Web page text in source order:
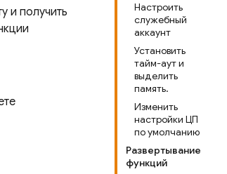
Настроить
служебный
аккаунт
Установить
тайм-аут и
выделить
память.
Изменить
настройки ЦП
по умолчанию
Развертывание
функций
и получить